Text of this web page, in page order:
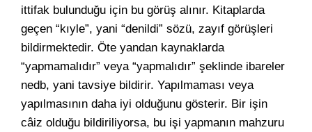
ittifak bulunduğu için bu görüş alınır. Kitaplarda
geçen “kıyle”, yani “denildi” sözü, zayıf görüşleri
bildirmektedir. Öte yandan kaynaklarda
“yapmamalıdır” veya “yapmalıdır” şeklinde ibareler
nedb, yani tavsiye bildirir. Yapılmaması veya
yapılmasının daha iyi olduğunu gösterir. Bir işin
câiz olduğu bildiriliyorsa, bu işi yapmanın mahzuru